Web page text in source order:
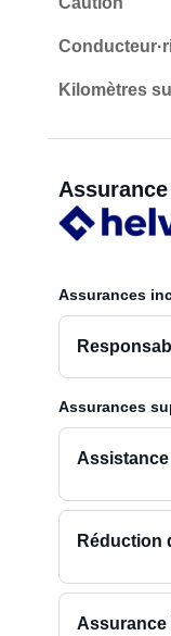
Kilomètres
Assurances
Assurances
Réduction
Assurance